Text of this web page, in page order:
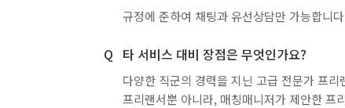
규정에 준하여 채팅과 유선상담만 가능합니
타 서비스 대비 장점은 무엇인가요?
다양한 직군의 경력을 지닌 고급 전문가 프
프리랜서뿐 아니라, 매칭매니저가 제안한 프